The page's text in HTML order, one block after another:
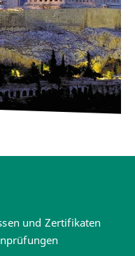
und Zertifikaten